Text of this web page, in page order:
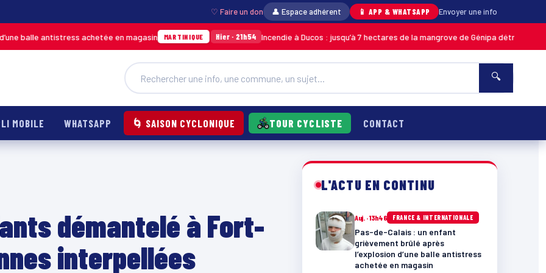
♡ Faire un don 👤 Espace adhérent 📱 APP & WHATSAPP Envoyer une info
antistress achetée en magasin MARTINIQUE Hier · 21h54 Incendie à Ducos : jusqu’à 7 hectares de la mangrove de Génipa détruits, le feu
🔍
MOBILE WHATSAPP 🌀 SAISON CYCLONIQUE TOUR CYCLISTE CONTACT
démantelé à Fort-
interpellées
L'ACTU EN CONTINU
Auj. · 13h46 FRANCE & INTERNATIONALE
Pas-de-Calais : un enfant
grièvement brûlé après
l’explosion d’une balle antistress
achetée en magasin